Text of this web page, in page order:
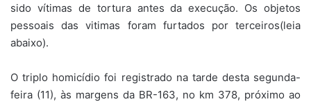
sido vítimas de tortura antes da execução. Os objetos
pessoais das vitimas foram furtados por terceiros(leia
abaixo).
O triplo homicídio foi registrado na tarde desta segunda-
feira (11), às margens da BR-163, no km 378, próximo ao